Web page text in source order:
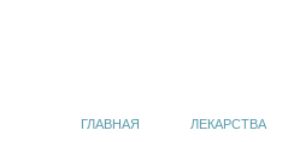
ГЛАВНАЯ ЛЕКАРСТВА